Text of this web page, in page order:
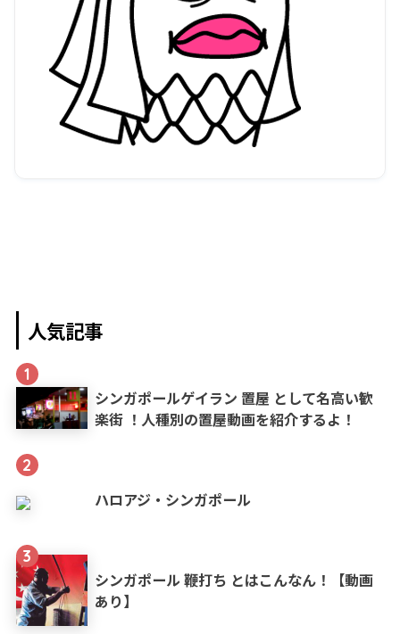
人気記事
1
シンガポールゲイラン 置屋 として名高い歓
楽街 ！人種別の置屋動画を紹介するよ！
2
ハロアジ・シンガポール
3
シンガポール 鞭打ち とはこんなん！【動画
あり】